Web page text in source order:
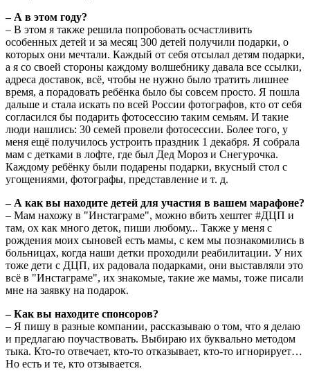
– А в этом году?
– В этом я также решила попробовать осчастливить
особенных детей и за месяц 300 детей получили подарки, о
которых они мечтали. Каждый от себя отсылал детям подарки,
а я со своей стороны каждому волшебнику давала все ссылки,
адреса доставок, всё, чтобы не нужно было тратить лишнее
время, а порадовать ребёнка было бы совсем просто. Я пошла
дальше и стала искать по всей России фотографов, кто от себя
согласился бы подарить фотосессию таким семьям. И такие
люди нашлись: 30 семей провели фотосессии. Более того, у
меня ещё получилось устроить праздник 1 декабря. Я собрала
мам с детками в лофте, где был Дед Мороз и Снегурочка.
Каждому ребёнку были подарены подарки, вкусный стол с
угощениями, фотографы, представление и т. д.
– А как вы находите детей для участия в вашем марафоне?
– Мам нахожу в "Инстаграме", можно вбить хештег #ДЦП и
там, ох как много деток, пиши любому... Также у меня с
рождения моих сыновей есть мамы, с кем мы познакомились в
больницах, когда наши детки проходили реабилитации. У них
тоже дети с ДЦП, их радовала подарками, они выставляли это
всё в "Инстаграме", их знакомые, такие же мамы, тоже писали
мне на заявку на подарок.
– Как вы находите спонсоров?
– Я пишу в разные компании, рассказываю о том, что я делаю
и предлагаю поучаствовать. Выбираю их буквально методом
тыка. Кто-то отвечает, кто-то отказывает, кто-то игнорирует…
Но есть и те, кто отзывается.